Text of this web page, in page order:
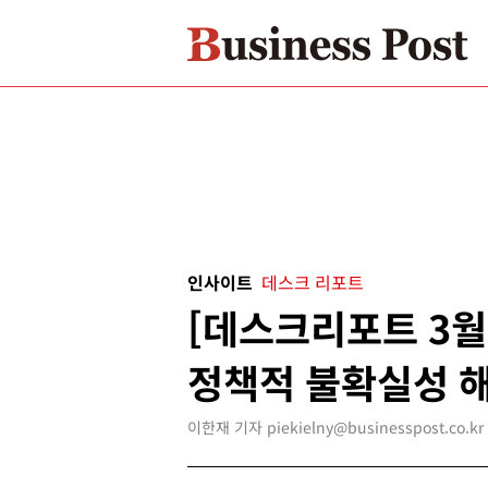
인사이트 데스크 리포트
[데스크리포트 3
정책적 불확실성
이한재 기자 piekielny@businesspost.co.kr